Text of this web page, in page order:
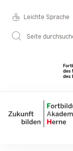
Leichte Sprache
Seite